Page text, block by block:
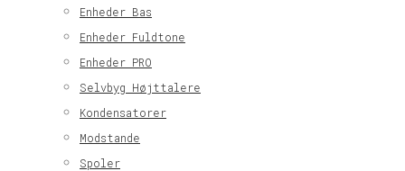
Enheder Bas
Enheder Fuldtone
Enheder PRO
Selvbyg Højttalere
Kondensatorer
Modstande
Spoler